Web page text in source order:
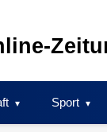
Sport